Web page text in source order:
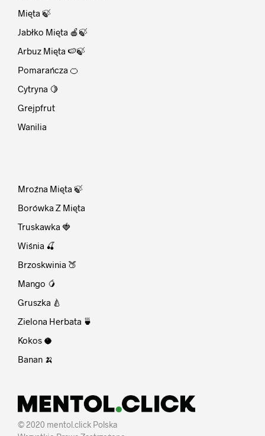
Mięta 🍃
Jabłko Mięta 🍎🍃
Arbuz Mięta 🍉🍃
Pomarańcza 🍊
Cytryna 🍋
Grejpfrut
Wanilia
Mroźna Mięta 🍃
Borówka Z Mięta
Truskawka 🍓
Wiśnia 🍒
Brzoskwinia 🍑
Mango 🥭
Gruszka 🍐
Zielona Herbata 🍵
Kokos 🥥
Banan 🍌
© 2020 mentol.click Polska